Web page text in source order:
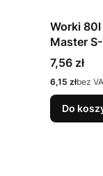
Worki
Master
Cena
7,56 zł
Cena
6,15 złbez
Do